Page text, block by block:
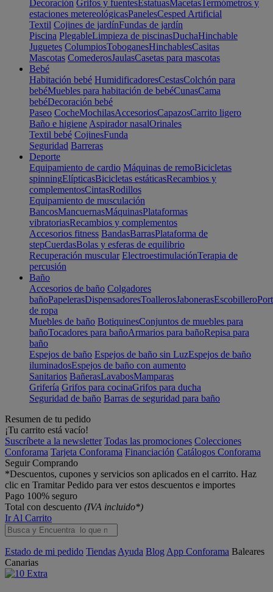
Decoración Grifos y fuentesEstatuasMacetasTermómetros y
estaciones metereológicasPanelesCesped Artificial
Textil Cojines de jardínFundas de jardín
Piscina PlegableLimpieza de piscinasDuchaHinchable
Juguetes ColumpiosToboganesHinchablesCasitas
Mascotas ComederosJaulasCasetas para mascotas
Bebé
Habitación bebé HumidificadoresCestasColchón para
bebéMuebles para habitación de bebéCunasCama
bebéDecoración bebé
Paseo CocheMochilasAccesoriosCapazosCarrito ligero
Baño e higiene Aspirador nasalOrinales
Textil bebé CojinesFunda
Seguridad Barreras
Deporte
Equipamiento de cardio Máquinas de remoBicicletas
spinningElípticasBicicletas estáticasRecambios y
complementosCintasRodillos
Equipamiento de musculación
BancosMancuernasMáquinasPlataformas
vibratoriasRecambios y complementos
Accesorios fitness BandasBarrasPlataforma de
stepCuerdasBolas y esferas de equilibrio
Recuperación muscular ElectroestimulaciónTerapia de
percusión
Baño
Accesorios de baño Colgadores
bañoPapelerasDispensadoresToallerosJabonerasEscobillero
de ropa
Muebles de baño BotiquinesConjuntos de muebles para
bañoTocadores para bañoArmarios para bañoRepisa para
baño
Espejos de baño Espejos de baño sin LuzEspejos de baño
iluminadosEspejos de baño con aumento
Sanitarios BañerasLavabosMamparas
Grifería Grifos para cocinaGrifos para ducha
Seguridad de baño Barras de seguridad para baño
Resumen de tu pedido
¡Tu carrito está vacío!
Suscríbete a la newsletter Todas las promociones Colecciones
Conforama Tarjeta Conforama Financiación Catálogos Conforama
Seguir Comprando
*Descuentos, cupones y servicios son aplicados en el carrito. Haz
clic en Tramitar Pedido para ver estos descuentos e importes
Pago 100% seguro
Total con descuento (IVA incluido*)
Ir Al Carrito
Estado de mi pedido Tiendas Ayuda Blog App Conforama Baleares
Canarias